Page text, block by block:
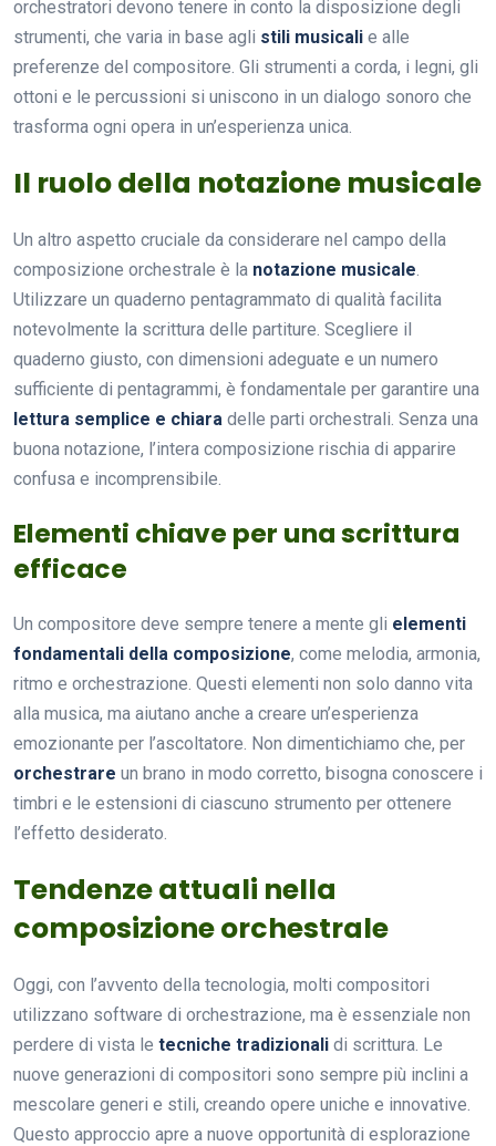
orchestratori devono tenere in conto la disposizione degli
strumenti, che varia in base agli stili musicali e alle
preferenze del compositore. Gli strumenti a corda, i legni, gli
ottoni e le percussioni si uniscono in un dialogo sonoro che
trasforma ogni opera in un’esperienza unica.
Il ruolo della notazione musicale
Un altro aspetto cruciale da considerare nel campo della
composizione orchestrale è la notazione musicale
Utilizzare un quaderno pentagrammato di qualità facilita
notevolmente la scrittura delle partiture. Scegliere il
quaderno giusto, con dimensioni adeguate e un numero
sufficiente di pentagrammi, è fondamentale per garantire una
lettura semplice e chiara delle parti orchestrali. Senza una
buona notazione, l’intera composizione rischia di apparire
confusa e incomprensibile.
Elementi chiave per una scrittura
efficace
Un compositore deve sempre tenere a mente gli elementi
fondamentali della composizione, come melodia, armonia,
ritmo e orchestrazione. Questi elementi non solo danno vita
alla musica, ma aiutano anche a creare un’esperienza
emozionante per l’ascoltatore. Non dimentichiamo che, per
orchestrare un brano in modo corretto, bisogna conoscere i
timbri e le estensioni di ciascuno strumento per ottenere
l’effetto desiderato.
Tendenze attuali nella
composizione orchestrale
Oggi, con l’avvento della tecnologia, molti compositori
utilizzano software di orchestrazione, ma è essenziale non
perdere di vista le tecniche tradizionali di scrittura. Le
nuove generazioni di compositori sono sempre più inclini a
mescolare generi e stili, creando opere uniche e innovative.
Questo approccio apre a nuove opportunità di esplorazione